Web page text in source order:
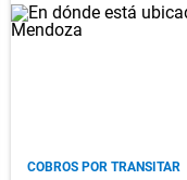
COBROS POR TRANSITAR